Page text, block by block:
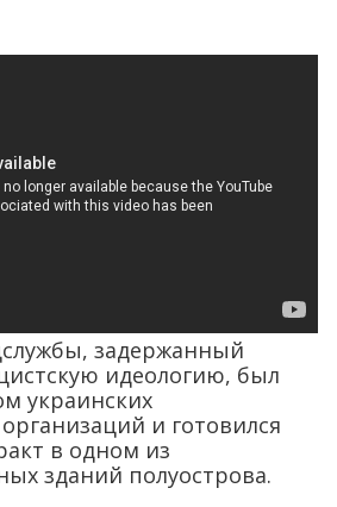
задержанный
идеологию, был
украинских
и готовился
в одном из
зданий полуострова.